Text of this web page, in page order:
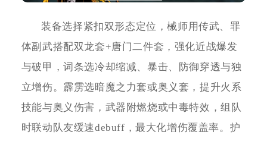
装备选择紧扣双形态定位，械师用传武、罪
体副武搭配双龙套+唐门二件套，强化近战爆发
与破甲，词条选冷却缩减、暴击、防御穿透与独
立增伤。霹雳选暗魔之力套或奥义套，提升火系
技能与奥义伤害，武器附燃烧或中毒特效，组队
时联动队友缓速debuff，最大化增伤覆盖率。护